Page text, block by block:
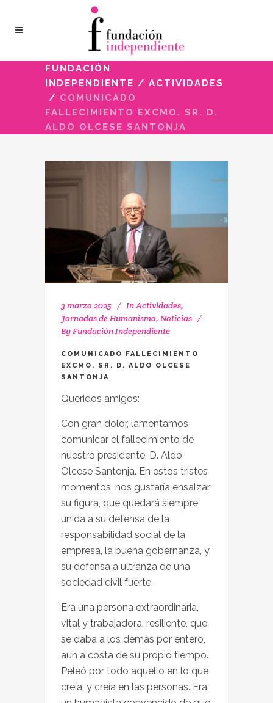
FUNDACIÓN
INDEPENDIENTE / ACTIVIDADES
/ COMUNICADO
FALLECIMIENTO EXCMO. SR. D.
ALDO OLCESE SANTONJA
3 marzo 2025 InActividades,
Jornadas de Humanismo, Noticias
ByFundación Independiente
COMUNICADO FALLECIMIENTO
EXCMO. SR. D. ALDO OLCESE
SANTONJA
Queridos amigos:
Con gran dolor, lamentamos
comunicar el fallecimiento de
nuestro presidente, D. Aldo
Olcese Santonja. En estos tristes
momentos, nos gustaría ensalzar
su figura, que quedará siempre
unida a su defensa de la
responsabilidad social de la
empresa, la buena gobernanza, y
su defensa a ultranza de una
sociedad civil fuerte.
Era una persona extraordinaria,
vital y trabajadora, resiliente, que
se daba a los demás por entero,
aun a costa de su propio tiempo.
Peleó por todo aquello en lo que
creía, y creía en las personas. Era